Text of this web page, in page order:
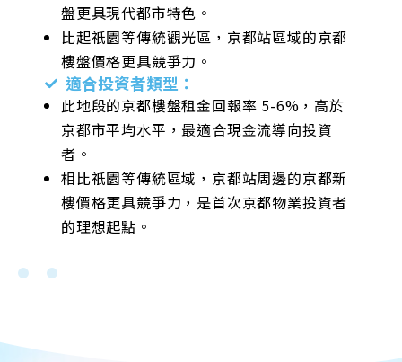
盤更具現代都市特色。
比起祇園等傳統觀光區，京都站區域的京都
樓盤價格更具競爭力。
適合投資者類型：
此地段的京都樓盤租金回報率 5-6%，高於
京都市平均水平，最適合現金流導向投資
者。
相比祇園等傳統區域，京都站周邊的京都新
樓價格更具競爭力，是首次京都物業投資者
的理想起點。